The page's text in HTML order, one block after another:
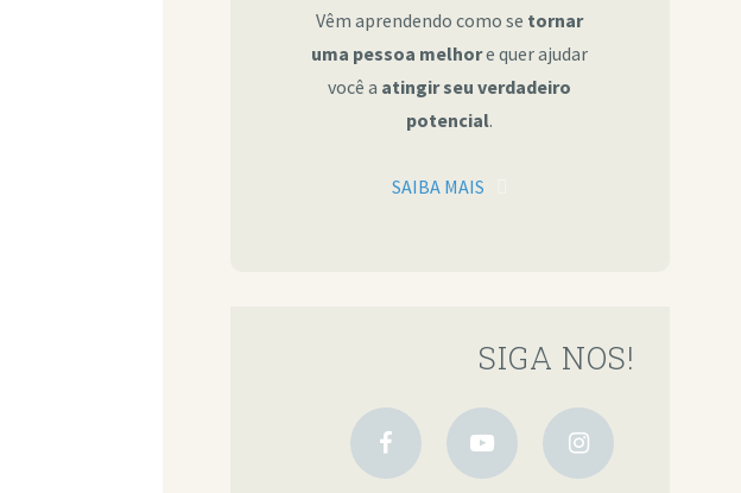
Vêm aprendendo como se tornar
uma pessoa melhore quer ajudar
você a atingir seu verdadeiro
potencial.
SAIBA MAIS
SIGA NOS!